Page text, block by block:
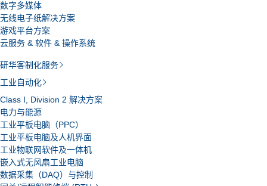
数字多媒体
无线电子纸解决方案
游戏平台方案
云服务 & 软件 & 操作系统
研华客制化服务
工业自动化
Class I, Division 2 解决方案
电力与能源
工业平板电脑（PPC）
工业平板电脑及人机界面
工业物联网软件及一体机
嵌入式无风扇工业电脑
数据采集（DAQ）与控制